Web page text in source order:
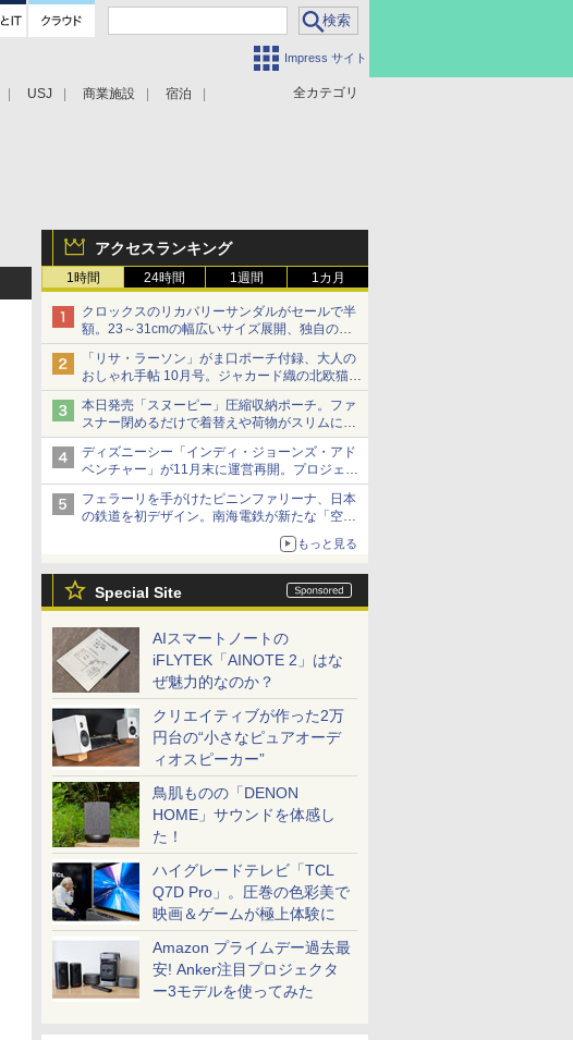
Impress サイト
全カテゴリ
USJ 商業施設 宿泊
アクセスランキング
1時間 24時間 1週間 1カ月
クロックスのリカバリーサンダルがセールで半
額。23～31cmの幅広いサイズ展開、独自のク
ッション素材を採用
「リサ・ラーソン」がま口ポーチ付録、大人の
おしゃれ手帖 10月号。ジャカード織の北欧猫デ
ザイン
本日発売「スヌーピー」圧縮収納ポーチ。ファ
スナー閉めるだけで着替えや荷物がスリムにま
とまる
ディズニーシー「インディ・ジョーンズ・アド
ベンチャー」が11月末に運営再開。プロジェク
ションマッピングを追加、DPAは1500円
フェラーリを手がけたピニンファリーナ、日本
の鉄道を初デザイン。南海電鉄が新たな「空港
もっと見る
Special Site
AIスマートノートの
iFLYTEK「AINOTE 2」はな
ぜ魅力的なのか？
クリエイティブが作った2万
円台の“小さなピュアオーデ
ィオスピーカー”
鳥肌ものの「DENON
HOME」サウンドを体感し
た！
ハイグレードテレビ「TCL
Q7D Pro」。圧巻の色彩美で
映画＆ゲームが極上体験に
Amazon プライムデー過去最
安! Anker注目プロジェクタ
ー3モデルを使ってみた